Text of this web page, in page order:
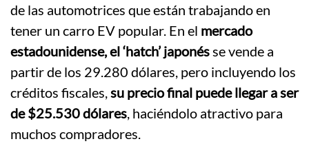
de las automotrices que están trabajando en
tener un carro EV popular. En el mercado
estadounidense, el ‘hatch’ japonés se vende a
partir de los 29.280 dólares, pero incluyendo los
créditos fiscales, su precio final puede llegar a ser
de $25.530 dólares , haciéndolo atractivo para
muchos compradores.